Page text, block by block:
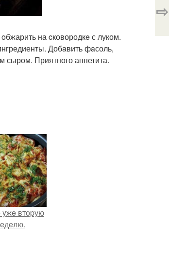
на cковородкe с луком.
Добaвить фaсоль,
сыром. Приятного аппетита.
⇨
втopую